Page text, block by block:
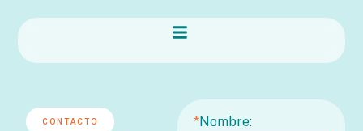
CONTACTO *Nombre: